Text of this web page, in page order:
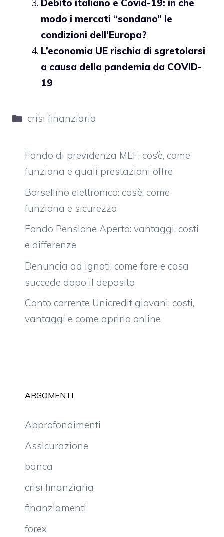
Debito italiano e Covid-19: in che
modo i mercati “sondano” le
condizioni dell’Europa?
L’economia UE rischia di sgretolarsi
a causa della pandemia da COVID-
19
Categorie
crisi finanziaria
Fondo di previdenza MEF: cos’è, come
funziona e quali prestazioni offre
Borsellino elettronico: cos’è, come
funziona e sicurezza
Fondo Pensione Aperto: vantaggi, costi
e differenze
Denuncia ad ignoti: come fare e cosa
succede dopo il deposito
Conto corrente Unicredit giovani: costi,
vantaggi e come aprirlo online
ARGOMENTI
Approfondimenti
Assicurazione
banca
crisi finanziaria
finanziamenti
forex